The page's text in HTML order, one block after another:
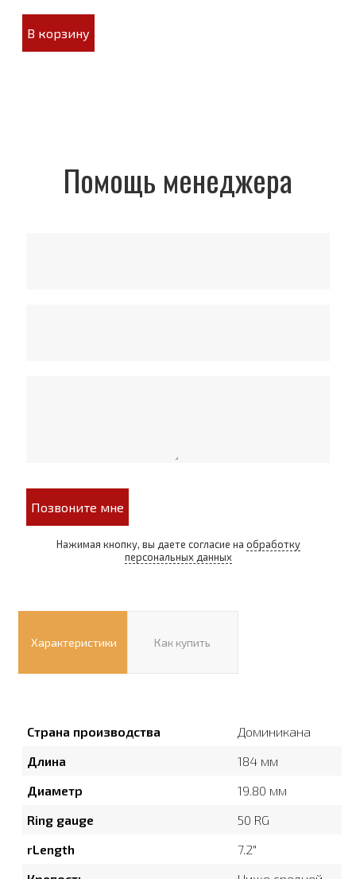
В корзину
Помощь менеджера
Позвоните мне
Нажимая кнопку, вы даете согласие на обработку
персональных данных
Характеристики Как купить
Страна производства
Доминикана
Длина
184 мм
Диаметр
19.80 мм
Ring gauge
50 RG
rLength
7.2″